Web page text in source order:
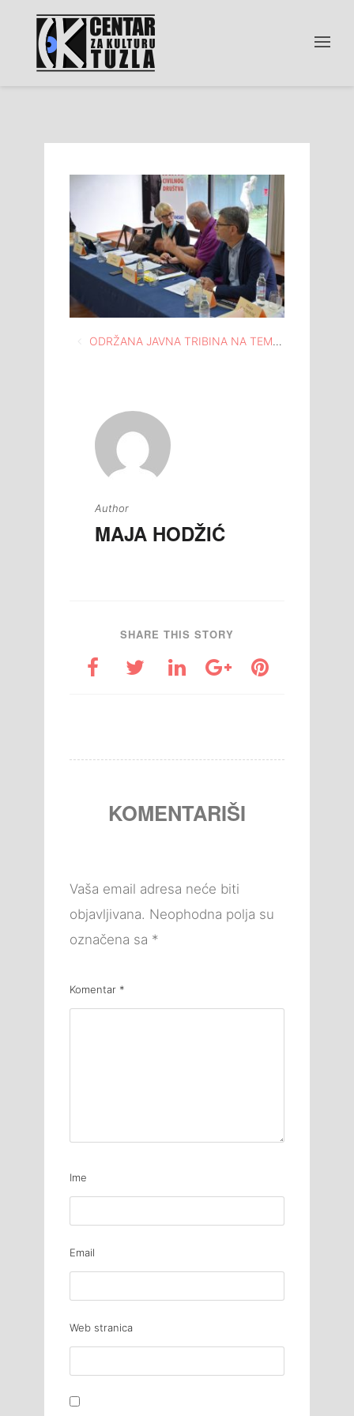
Navigacija
ODRŽANA JAVNA TRIBINA NA TEMU “BIH I SRBIJA U DIJALOGU: ODGOVOR CIVILNOG DRUŠTVA”
Author
MAJA HODŽIĆ
SHARE THIS STORY
KOMENTARIŠI
Vaša email adresa neće biti
objavljivana. Neophodna polja su
označena sa *
Komentar *
Ime
Email
Web stranica